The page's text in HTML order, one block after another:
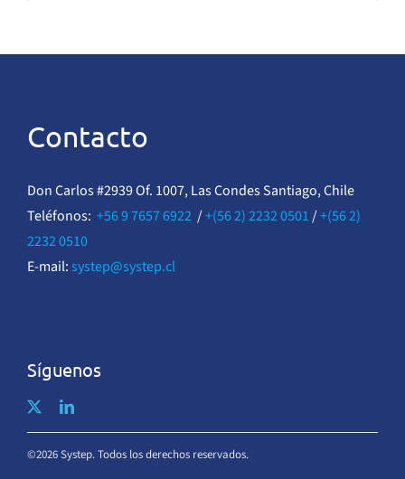
Contacto
Don Carlos #2939 Of. 1007, Las Condes Santiago, Chile
Teléfonos: +56 9 7657 6922/+(56 2) 2232 0501/+(56 2)
2232 0510
E-mail: systep@systep.cl
Síguenos
©2026 Systep. Todos los derechos reservados.